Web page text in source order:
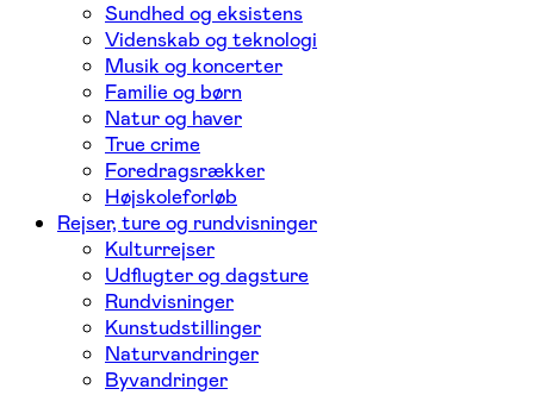
Sundhed og eksistens
Videnskab og teknologi
Musik og koncerter
Familie og børn
Natur og haver
True crime
Foredragsrækker
Højskoleforløb
Rejser, ture og rundvisninger
Kulturrejser
Udflugter og dagsture
Rundvisninger
Kunstudstillinger
Naturvandringer
Byvandringer